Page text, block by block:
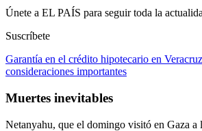
Únete a EL PAÍS para seguir toda la
Suscríbete
Garantía en el crédito hipotecario en
consideraciones importantes
Muertes inevitables
Netanyahu, que el domingo visitó en Gaza a